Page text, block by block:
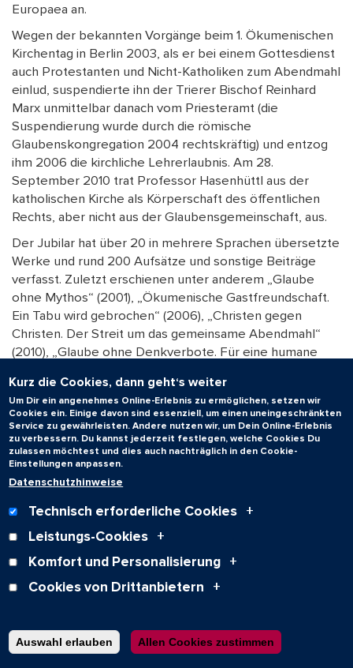
Europaea an.
Wegen der bekannten Vorgänge beim 1. Ökumenischen
Kirchentag in Berlin 2003, als er bei einem Gottesdienst
auch Protestanten und Nicht-Katholiken zum Abendmahl
einlud, suspendierte ihn der Trierer Bischof Reinhard
Marx unmittelbar danach vom Priesteramt (die
Suspendierung wurde durch die römische
Glaubenskongregation 2004 rechtskräftig) und entzog
ihm 2006 die kirchliche Lehrerlaubnis. Am 28.
September 2010 trat Professor Hasenhüttl aus der
katholischen Kirche als Körperschaft des öffentlichen
Rechts, aber nicht aus der Glaubensgemeinschaft, aus.
Der Jubilar hat über 20 in mehrere Sprachen übersetzte
Werke und rund 200 Aufsätze und sonstige Beiträge
verfasst. Zuletzt erschienen unter anderem „Glaube
ohne Mythos“ (2001), „Ökumenische Gastfreundschaft.
Ein Tabu wird gebrochen“ (2006), „Christen gegen
Christen. Der Streit um das gemeinsame Abendmahl“
(2010), „Glaube ohne Denkverbote. Für eine humane
– in Politik und Religion“ (2018) sowie „Jesus und
Mohammed – Ihre unterschiedliche Botschaft für eine
humane Welt“ (2021).
Weitere Informationen:
Internet-Präsentation von Prof. Dr. Dr. Gotthold
Hasenhüttl:http://www.uni-saarland.de/fak3/hasenhuettl
Text: Dr. Wolfgang Müller, Universitätsarchiv
Kurz die Cookies, dann geht‘s weiter
Um Dir ein angenehmes Online-Erlebnis zu ermöglichen, setzen wir
Cookies ein. Einige davon sind essenziell, um einen uneingeschränkten
Service zu gewährleisten. Andere nutzen wir, um Dein Online-Erlebnis
zu verbessern. Du kannst jederzeit festlegen, welche Cookies Du
zulassen möchtest und dies auch nachträglich in den Cookie-
Einstellungen anpassen.
Datenschutzhinweise
Technisch erforderliche Cookies
Leistungs-Cookies
Komfort und Personalisierung
Cookies von Drittanbietern
Auswahl erlauben Allen Cookies zustimmen